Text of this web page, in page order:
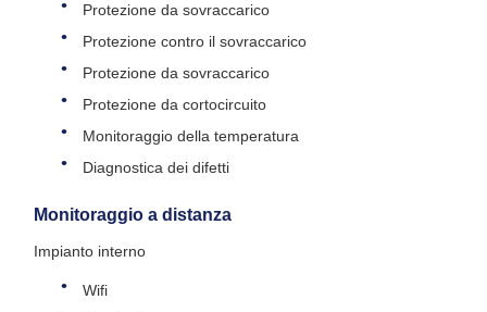
Protezione da sovraccarico
Protezione contro il sovraccarico
Protezione da sovraccarico
Protezione da cortocircuito
Monitoraggio della temperatura
Diagnostica dei difetti
Monitoraggio a distanza
Impianto interno
Wifi